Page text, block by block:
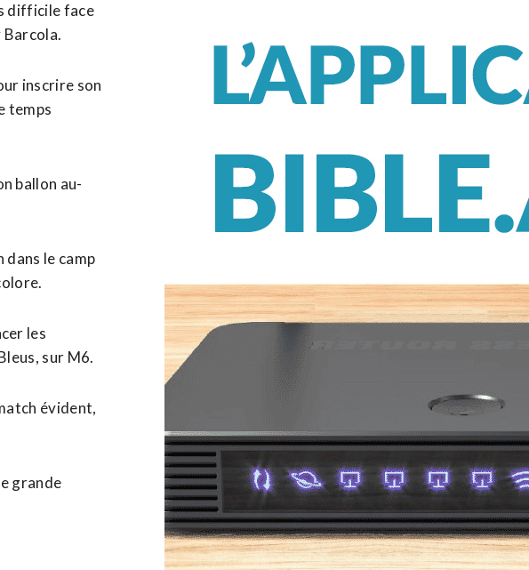
difficile face
Barcola.
inscrire son
temps
ballon au-
le camp
les
sur M6.
évident,
grande